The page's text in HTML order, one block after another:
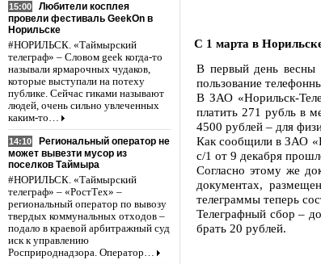
15:00
Любители косплея
провели фестиваль GeekOn в
Норильске
#НОРИЛЬСК. «Таймырский
телеграф» – Словом geek когда-то
называли ярмарочных чудаков,
которые выступали на потеху
публике. Сейчас гиками называют
людей, очень сильно увлеченных
каким-то…
14:10
Региональный оператор не
может вывезти мусор из
поселков Таймыра
#НОРИЛЬСК. «Таймырский
телеграф» – «РостТех» –
региональный оператор по вывозу
твердых коммунальных отходов –
подало в краевой арбитражный суд
иск к управлению
Росприроднадзора. Оператор…
С 1 марта в
В первый день весны
пользование
В ЗАО «Норильск-
платить 271 рубль в
4500 рублей – для
Как сообщили в ЗАО
с/1 от 9 декабря
Согласно этому же
документах,
телеграммы теперь
Телеграфный сбор –
брать 20 рублей.